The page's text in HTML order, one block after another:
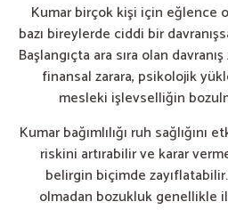
Kumar birçok kişi için eğlence
bazı bireylerde ciddi bir
Başlangıçta ara sıra olan
finansal zarara, psikolojik
mesleki işlevselliğin
Kumar bağımlılığı ruh sağlığını
riskini artırabilir ve karar
belirgin biçimde
olmadan bozukluk genellikle